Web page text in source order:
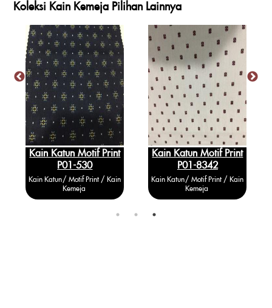
Koleksi Kain Kemeja Pilihan Lainnya
Kain Katun Motif Print
P01-530
Kain Katun / Motif Print / Kain
Kemeja
Kain Katun Motif Print
P01-8342
Kain Katun / Motif Print / Kain
Kemeja